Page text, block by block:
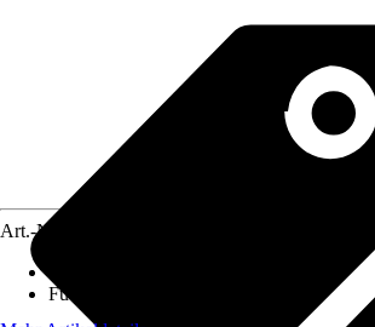
Art.-Nr.
Futtermittelart